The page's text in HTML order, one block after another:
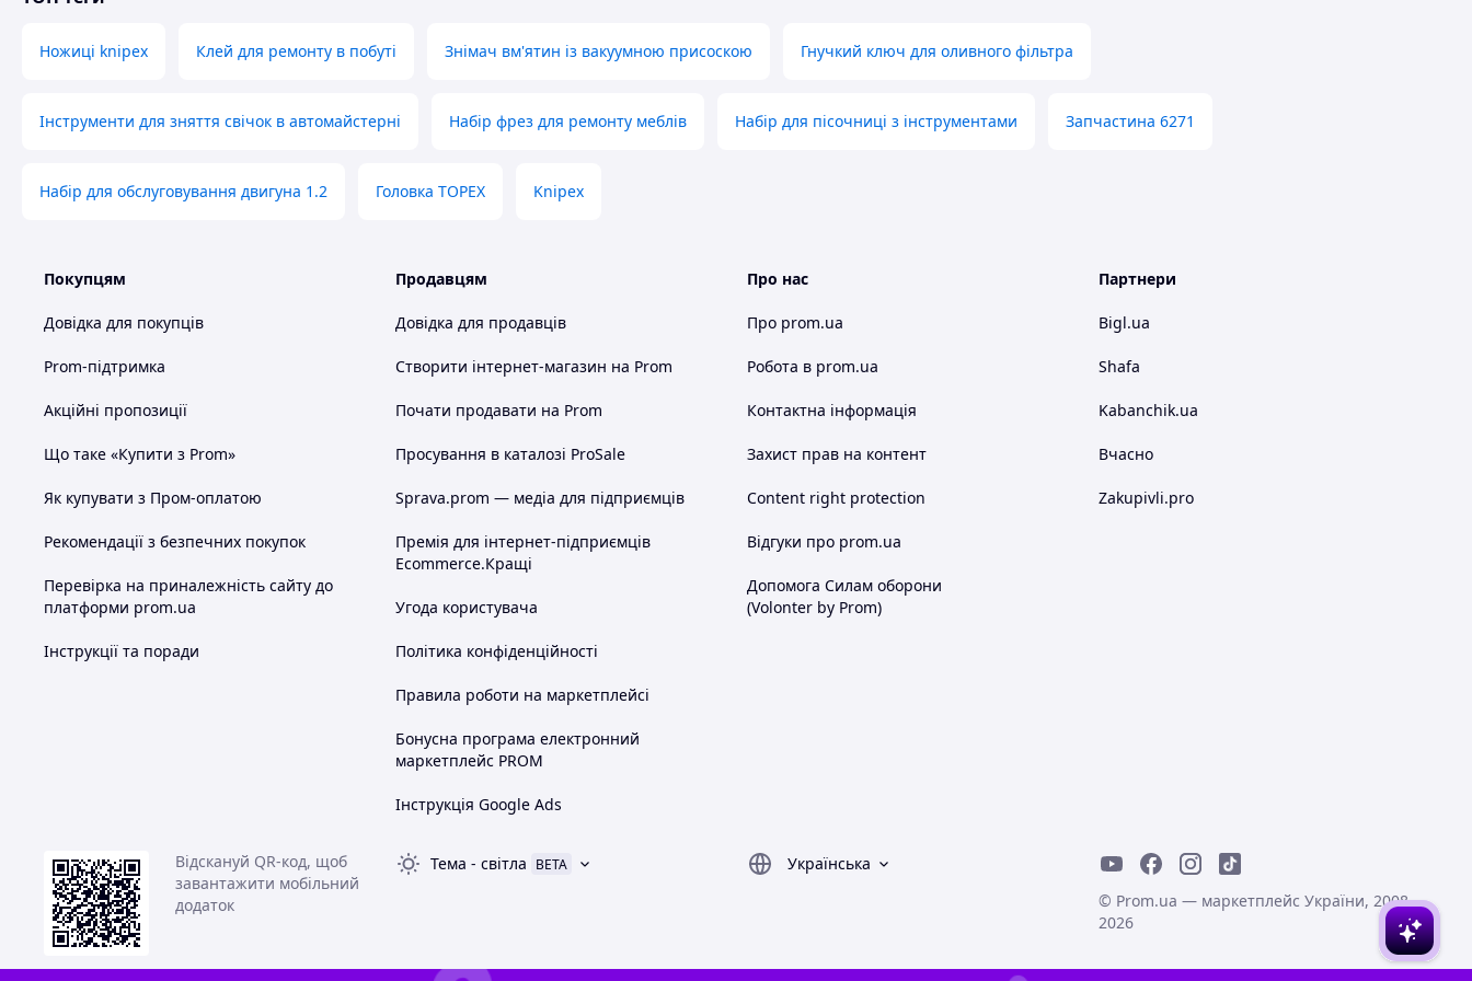
Ножиці knipex Клей для ремонту в побуті Знімач вм'ятин із вакуумною присоскою Гнучкий ключ для оливного фільтра
Інструменти для зняття свічок в автомайстерні Набір фрез для ремонту меблів Набір для пісочниці з інструментами Запчастина 6271
Набір для обслуговування двигуна 1.2 Головка TOPEX Knipex
Покупцям
Довідка для покупців
Prom-підтримка
Акційні пропозиції
Що таке «Купити з Prom»
Як купувати з Пром-оплатою
Рекомендації з безпечних покупок
Перевірка на приналежність сайту до
платформи prom.ua
Інструкції та поради
Продавцям
Довідка для продавців
Створити інтернет-магазин на Prom
Почати продавати на Prom
Просування в каталозі ProSale
Sprava.prom — медіа для підприємців
Премія для інтернет-підприємців
Ecommerce.Кращі
Угода користувача
Політика конфіденційності
Правила роботи на маркетплейсі
Бонусна програма електронний
маркетплейс PROM
Інструкція Google Ads
Про нас
Про prom.ua
Робота в prom.ua
Контактна інформація
Захист прав на контент
Content right protection
Відгуки про prom.ua
Допомога Силам оборони
(Volonter by Prom)
Партнери
Bigl.ua
Shafa
Kabanchik.ua
Вчасно
Zakupivli.pro
Відскануй QR-код, щоб
завантажити мобільний
додаток
Тема - світла BETA
Українська
© Prom.ua — маркетплейс України, 2008-
2026